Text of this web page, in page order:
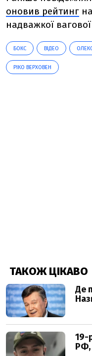
оновив рейтинг
надважкої вагової
БОКС ВІДЕО
РІКО ВЕРХОВЕН